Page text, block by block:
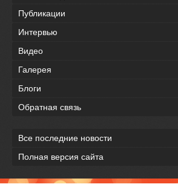
Публикации
Интервью
Видео
Галерея
Блоги
Обратная связь
Все последние новости
Полная версия сайта